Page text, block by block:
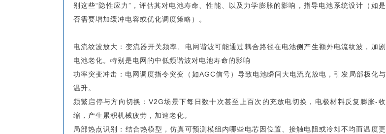
别这些“隐性应力”，评估其对电池寿命、性能、以及力学膨胀的影响，指导电池系统设计（如是
否需要增加缓冲电容或优化调度策略）。
电流纹波放大：变流器开关频率、电网谐波可能通过耦合路径在电池侧产生额外电流纹波，加剧
电池老化。特别是电网的中低频谐波对电池寿命的影响
功率突变冲击：电网调度指令突变（如AGC信号）导致电池瞬间大电流充放电，引发局部极化与
温升。
频繁启停与方向切换：V2G场景下每日数十次甚至上百次的充放电切换，电极材料反复膨胀-收
缩，产生累积机械疲劳，加速老化。
局部热点识别：结合热模型，仿真可预测模组内哪些电芯因位置、接触电阻或冷却不均而温度更